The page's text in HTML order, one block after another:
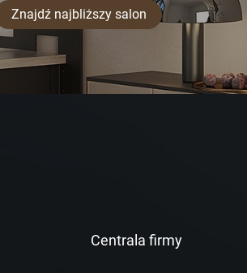
Znajdź najbliższy salon
Centrala firmy